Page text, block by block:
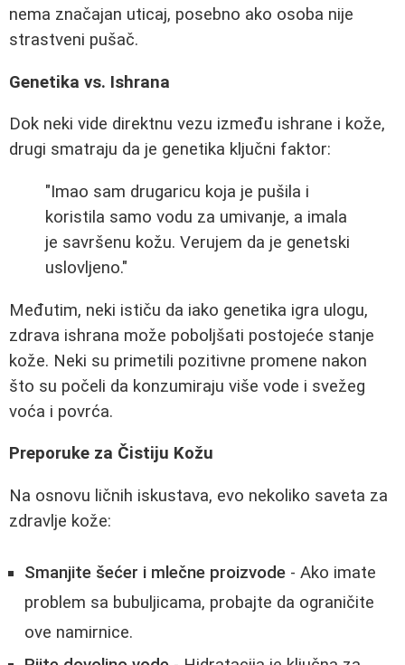
nema značajan uticaj, posebno ako osoba nije
strastveni pušač.
Genetika vs. Ishrana
Dok neki vide direktnu vezu između ishrane i kože,
drugi smatraju da je genetika ključni faktor:
"Imao sam drugaricu koja je pušila i
koristila samo vodu za umivanje, a imala
je savršenu kožu. Verujem da je genetski
uslovljeno."
Međutim, neki ističu da iako genetika igra ulogu,
zdrava ishrana može poboljšati postojeće stanje
kože. Neki su primetili pozitivne promene nakon
što su počeli da konzumiraju više vode i svežeg
voća i povrća.
Preporuke za Čistiju Kožu
Na osnovu ličnih iskustava, evo nekoliko saveta za
zdravlje kože:
Smanjite šećer i mlečne proizvode - Ako imate
problem sa bubuljicama, probajte da ograničite
ove namirnice.